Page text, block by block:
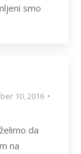
smo
10, 2016
da
na